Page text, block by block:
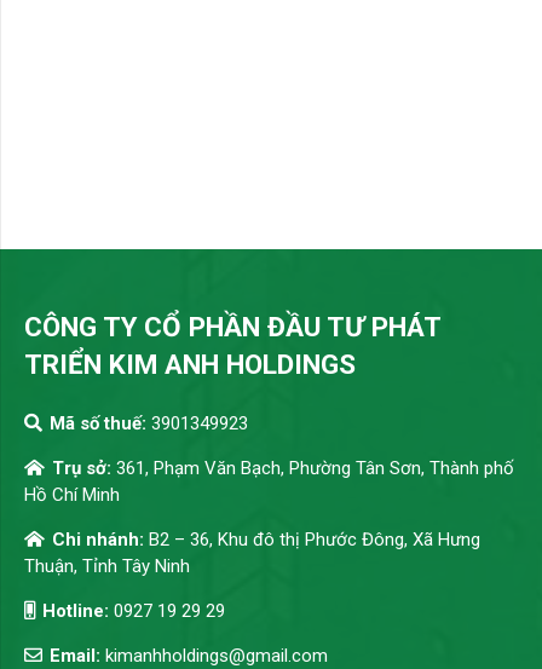
CÔNG TY CỔ PHẦN ĐẦU TƯ PHÁT
TRIỂN KIM ANH HOLDINGS
Mã số thuế: 3901349923
Trụ sở: 361, Phạm Văn Bạch, Phường Tân Sơn, Thành phố
Hồ Chí Minh
Chi nhánh: B2 – 36, Khu đô thị Phước Đông, Xã Hưng
Thuận, Tỉnh Tây Ninh
Hotline: 0927 19 29 29
Email: kimanhholdings@gmail.com